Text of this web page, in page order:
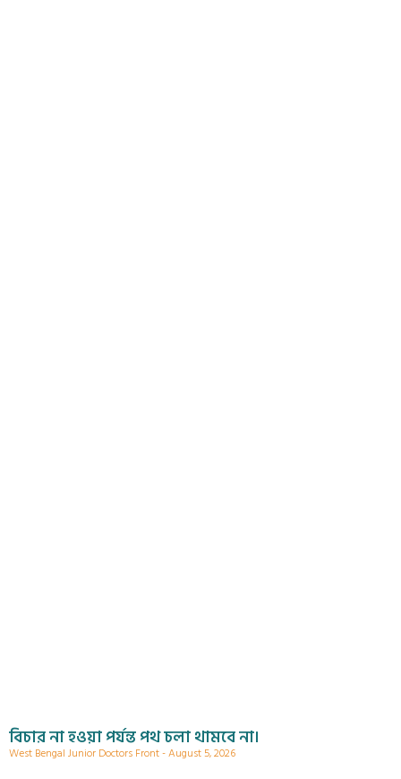
বিচার না হওয়া পর্যন্ত পথ চলা থামবে না।
West Bengal Junior Doctors Front August 5, 2026